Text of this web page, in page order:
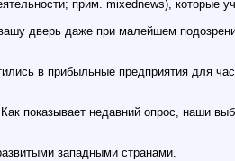
прим. mixednews), которые
дверь даже при малейшем
в прибыльные предприятия для
показывает недавний опрос, наши
западными странами.